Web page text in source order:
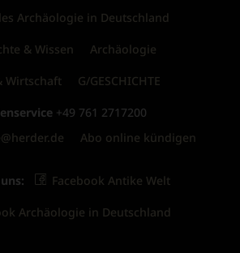
Archäologie in Deutschland
& Wissen Archäologie
Wirtschaft G/GESCHICHTE
+49 761 2717200
Abo online kündigen
Facebook Antike Welt
Archäologie in Deutschland